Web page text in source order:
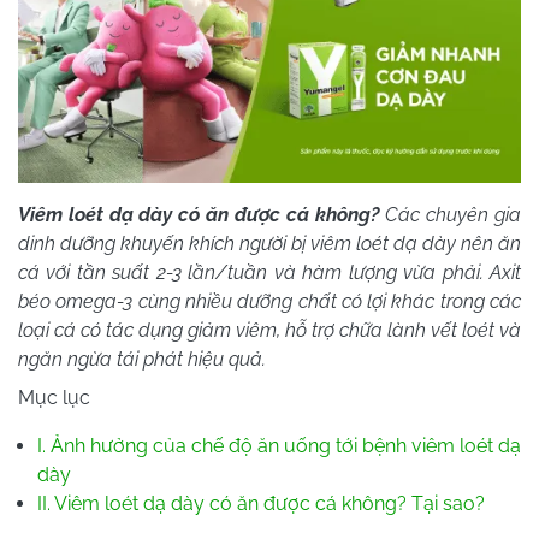
Viêm loét dạ dày có ăn được cá không?Các chuyên gia
dinh dưỡng khuyến khích người bị viêm loét dạ dày nên ăn
cá với tần suất 2-3 lần/tuần và hàm lượng vừa phải. Axit
béo omega-3 cùng nhiều dưỡng chất có lợi khác trong các
loại cá có tác dụng giảm viêm, hỗ trợ chữa lành vết loét và
ngăn ngừa tái phát hiệu quả.
Mục lục
I. Ảnh hưởng của chế độ ăn uống tới bệnh viêm loét dạ
dày
II. Viêm loét dạ dày có ăn được cá không? Tại sao?